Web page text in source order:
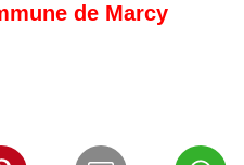
de Marcy